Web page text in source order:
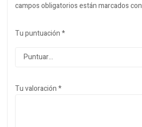
campos obligatorios están marcados con
Tu puntuación*
Tu valoración*